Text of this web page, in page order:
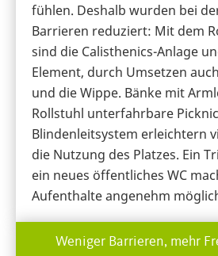
fühlen. Deshalb wurden bei
Barrieren reduziert: Mit dem
sind die Calisthenics-Anlage
Element, durch Umsetzen
und die Wippe. Bänke mit
Rollstuhl unterfahrbare
Blindenleitsystem erleichtern
die Nutzung des Platzes. Ein
ein neues öffentliches WC
Aufenthalte angenehm
Weniger Barrieren, mehr